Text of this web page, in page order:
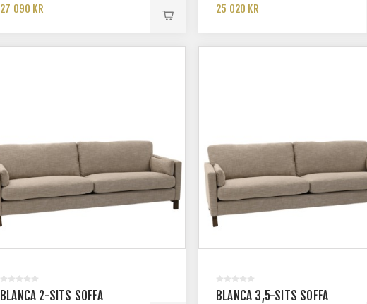
27 090 KR 25 020 KR
BLANCA 2-SITS SOFFA BLANCA 3,5-SITS SOFFA